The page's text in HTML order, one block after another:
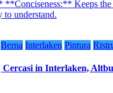
Berna Interlaken Pintura
Cercasi in Interlaken,